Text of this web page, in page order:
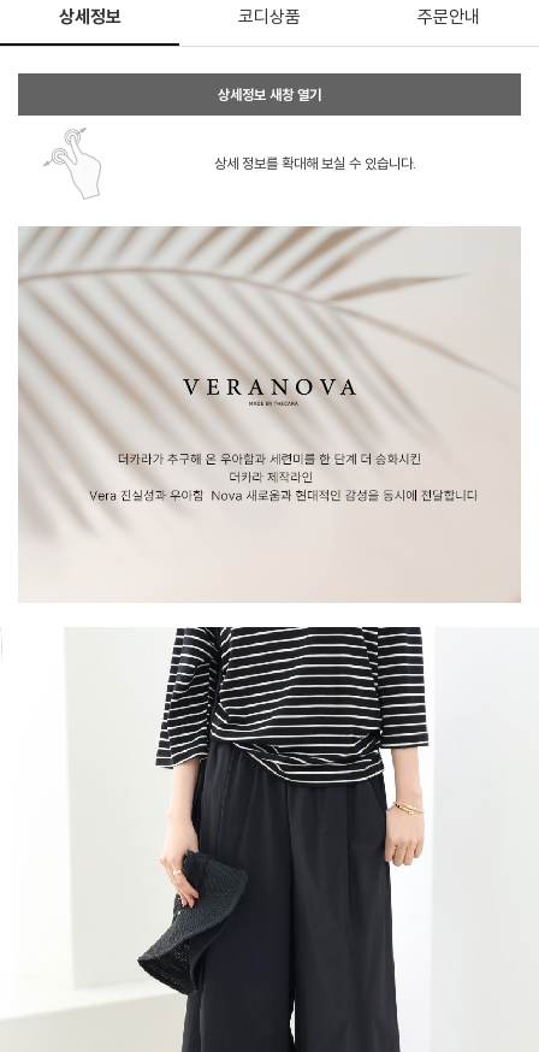
상세정보 코디상품 주문안내
상세정보 새창 열기
상세 정보를 확대해 보실 수 있습니다.